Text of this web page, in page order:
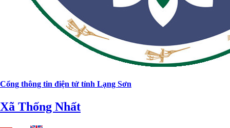
Cổng thông tin điện tử tỉnh Lạng Sơn
Xã Thống Nhất